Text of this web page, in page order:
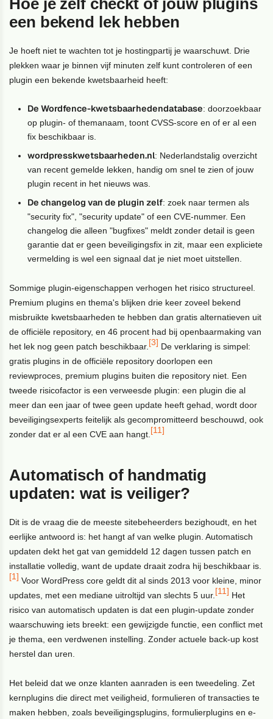
Hoe je zelf checkt of jouw plugins
een bekend lek hebben
Je hoeft niet te wachten tot je hostingpartij je waarschuwt. Drie
plekken waar je binnen vijf minuten zelf kunt controleren of een
plugin een bekende kwetsbaarheid heeft:
De Wordfence-kwetsbaarhedendatabase: doorzoekbaar
op plugin- of themanaam, toont CVSS-score en of er al een
fix beschikbaar is.
wordpresskwetsbaarheden.nl: Nederlandstalig overzicht
van recent gemelde lekken, handig om snel te zien of jouw
plugin recent in het nieuws was.
De changelog van de plugin zelf: zoek naar termen als
"security fix", "security update" of een CVE-nummer. Een
changelog die alleen "bugfixes" meldt zonder detail is geen
garantie dat er geen beveiligingsfix in zit, maar een expliciete
vermelding is wel een signaal dat je niet moet uitstellen.
Sommige plugin-eigenschappen verhogen het risico structureel.
Premium plugins en thema's blijken drie keer zoveel bekend
misbruikte kwetsbaarheden te hebben dan gratis alternatieven uit
de officiële repository, en 46 procent had bij openbaarmaking van
het lek nog geen patch beschikbaar.[3] De verklaring is simpel:
gratis plugins in de officiële repository doorlopen een
reviewproces, premium plugins buiten die repository niet. Een
tweede risicofactor is een verweesde plugin: een plugin die al
meer dan een jaar of twee geen update heeft gehad, wordt door
beveiligingsexperts feitelijk als gecompromitteerd beschouwd, ook
zonder dat er al een CVE aan hangt.[11]
Automatisch of handmatig
updaten: wat is veiliger?
Dit is de vraag die de meeste sitebeheerders bezighoudt, en het
eerlijke antwoord is: het hangt af van welke plugin. Automatisch
updaten dekt het gat van gemiddeld 12 dagen tussen patch en
installatie volledig, want de update draait zodra hij beschikbaar is.
[1] Voor WordPress core geldt dit al sinds 2013 voor kleine, minor
updates, met een mediane uitroltijd van slechts 5 uur.[11] Het
risico van automatisch updaten is dat een plugin-update zonder
waarschuwing iets breekt: een gewijzigde functie, een conflict met
je thema, een verdwenen instelling. Zonder actuele back-up kost
herstel dan uren.
Het beleid dat we onze klanten aanraden is een tweedeling. Zet
kernplugins die direct met veiligheid, formulieren of transacties te
maken hebben, zoals beveiligingsplugins, formulierplugins en e-